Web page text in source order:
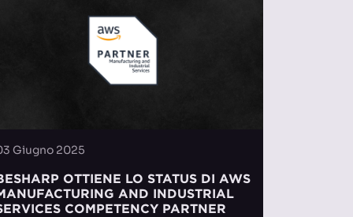
Giugno 2025
OTTIENE LO STATUS DI AWS
AND INDUSTRIAL
COMPETENCY PARTNER